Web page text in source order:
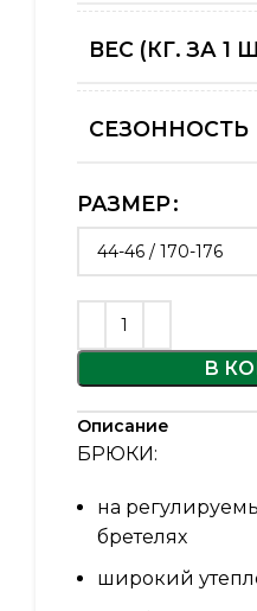
ВЕС (КГ. ЗА 1
СЕЗОННОСТЬ
РАЗМЕР
В
Описание
БРЮКИ:
на
бретелях
широкий